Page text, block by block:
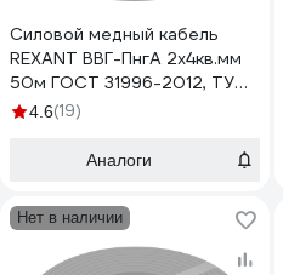
Силовой медный кабель
REXANT ВВГ-ПнгА 2x4кв.мм
50м ГОСТ 31996-2012, ТУ
16-705.499-2010 01-8203-
4.6(19)
Аналоги
Нет в наличии